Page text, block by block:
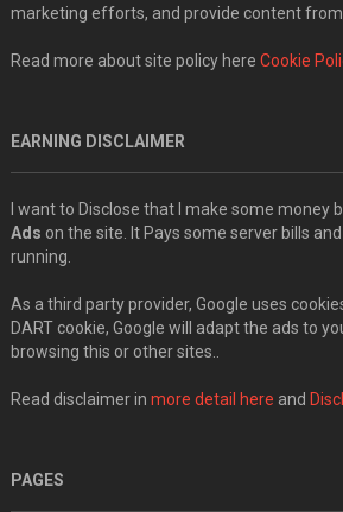
marketing efforts, and provide content from
Read more about site policy here Cookie
EARNING DISCLAIMER
I want to Disclose that I make some money
Ads on the site. It Pays some server bills
running.
As a third party provider, Google uses
DART cookie, Google will adapt the ads to
browsing this or other sites..
Read disclaimer in more detail here and
PAGES